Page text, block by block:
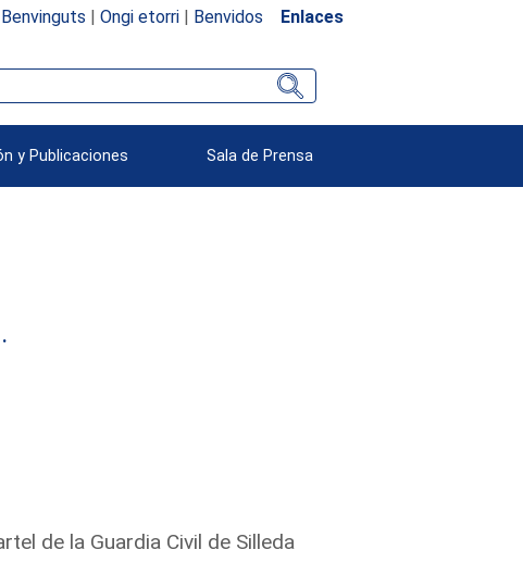
Benvinguts | Ongi etorri| Benvidos Enlaces
y Publicaciones Sala de Prensa
de la Guardia Civil de Silleda